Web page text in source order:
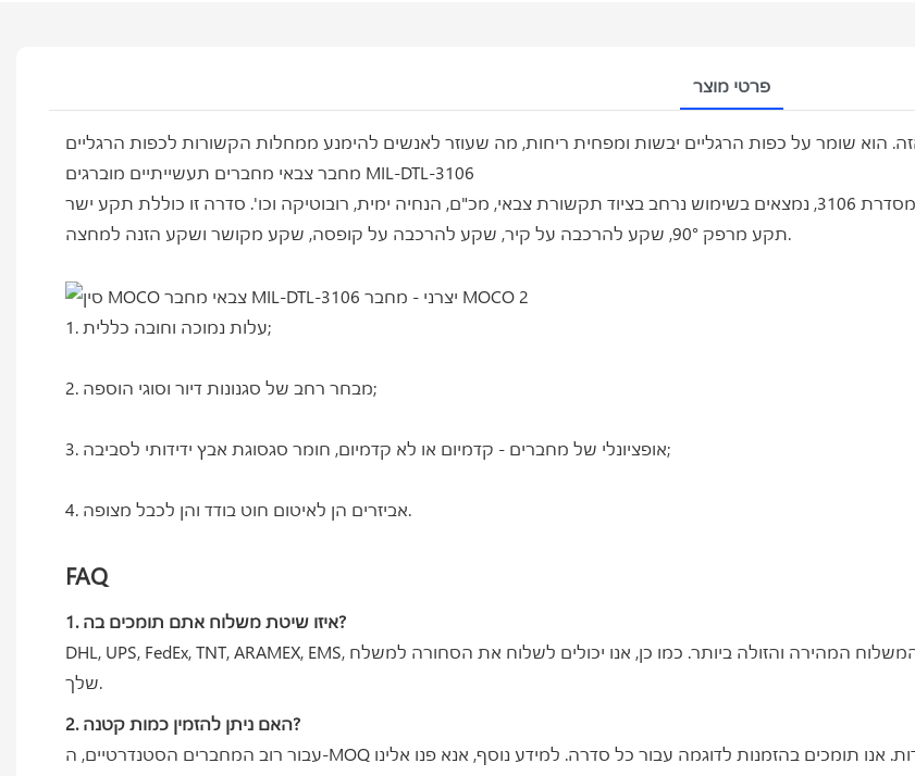
פרטי מוצר
מחבר צבאי מחברים תעשייתיים מוברגים MIL-DTL-3106
תקע מרפק 90°, שקע להרכבה על קיר, שקע להרכבה על קופסה, שקע מקושר ושקע הזנה למחצה.
1. עלות נמוכה וחובה כללית;
2. מבחר רחב של סגנונות דיור וסוגי הוספה;
3. אופציונלי של מחברים - קדמיום או לא קדמיום, חומר סגסוגת אבץ ידידותי לסביבה;
4. אביזרים הן לאיטום חוט בודד והן לכבל מצופה.
FAQ
1. איזו שיטת משלוח אתם תומכים בה?
DHL, UPS, FedEx, TNT, ARAMEX, EMS, דמי משלוח ימיים ודמי משלוח אוויריים. אנו נבחר עבורך את שיטת המשלוח המהירה והזולה ביותר. כמו כן, אנו יכולים לשלוח את הסחורה למשלח
שלך.
2. האם ניתן להזמין כמות קטנה?